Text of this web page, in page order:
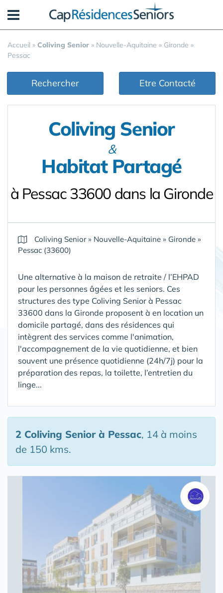
Accueil » Coliving Senior » Nouvelle-Aquitaine » Gironde »
Pessac
Rechercher Etre Contacté
Coliving Senior
&
Habitat Partagé
à Pessac 33600 dans la Gironde
Coliving Senior» Nouvelle-Aquitaine » Gironde »
Pessac (33600)
Une alternative à la maison de retraite / l’EHPAD
pour les personnes âgées et les seniors. Ces
structures des type Coliving Senior à Pessac
33600 dans la Gironde proposent à en location un
domicile partagé, dans des résidences qui
intègrent des services comme l'animation,
l'accompagnement de la vie quotidienne, et bien
souvent une présence quotidienne (24h/7j) pour la
préparation des repas, la toilette, l’entretien du
linge...
2 Coliving Seniorà Pessac, 14 à moins
de 150 kms.